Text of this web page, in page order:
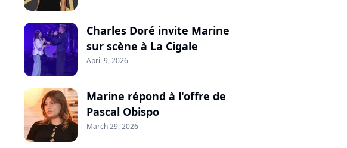
Charles Doré invite Marine
sur scène à La Cigale
April 9, 2026
Marine répond à l'offre de
Pascal Obispo
March 29, 2026